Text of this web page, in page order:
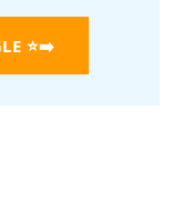
⭐➡️